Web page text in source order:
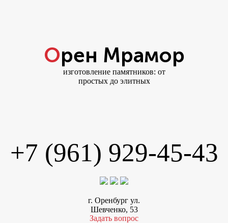
Орен Мрамор
изготовление памятников: от
простых до элитных
+7 (961) 929-45-43
г. Оренбург ул.
Шевченко, 53
Задать вопрос